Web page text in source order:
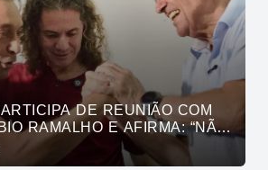
DE REUNIÃO COM
RAMALHO E AFIRMA: “NÃO
CONSCIÊNCIAS,
TRABALHO